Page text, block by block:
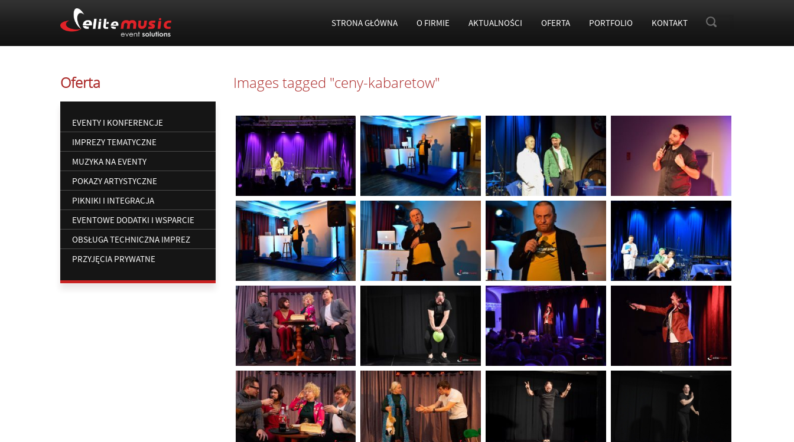
STRONA GŁÓWNA O FIRMIE AKTUALNOŚCI OFERTA PORTFOLIO KONTAKT
Oferta
EVENTY I KONFERENCJE
IMPREZY TEMATYCZNE
MUZYKA NA EVENTY
POKAZY ARTYSTYCZNE
PIKNIKI I INTEGRACJA
EVENTOWE DODATKI I WSPARCIE
OBSŁUGA TECHNICZNA IMPREZ
PRZYJĘCIA PRYWATNE
Images tagged "ceny-kabaretow"